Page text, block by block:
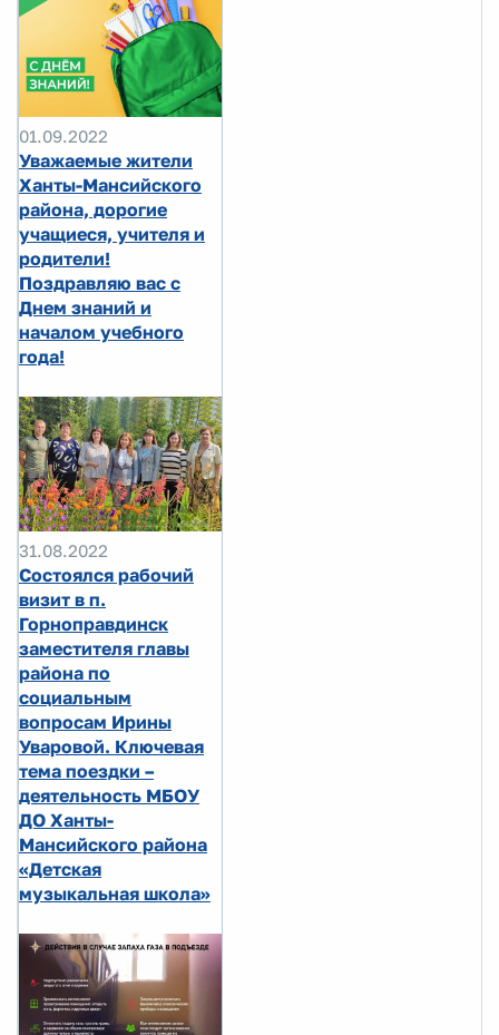
01.09.2022
Уважаемые жители
Ханты-Мансийского
района, дорогие
учащиеся, учителя и
родители!
Поздравляю вас с
Днем знаний и
началом учебного
года!
31.08.2022
Состоялся рабочий
визит в п.
Горноправдинск
заместителя главы
района по
социальным
вопросам Ирины
Уваровой. Ключевая
тема поездки –
деятельность МБОУ
ДО Ханты-
Мансийского района
«Детская
музыкальная школа»